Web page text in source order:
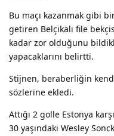
Bu maçı kazanmak gibi
getiren Belçikalı file
kadar zor olduğunu
yapacaklarını belirtti.
Stijnen, beraberliğin
sözlerine ekledi.
Attığı 2 golle Estonya
30 yaşındaki Wesley